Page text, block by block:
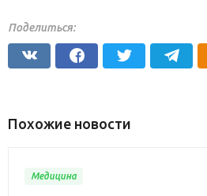
Поделиться:
Похожие новости
Медицина